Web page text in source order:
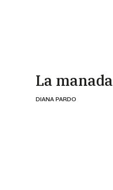
La manada
DIANA PARDO